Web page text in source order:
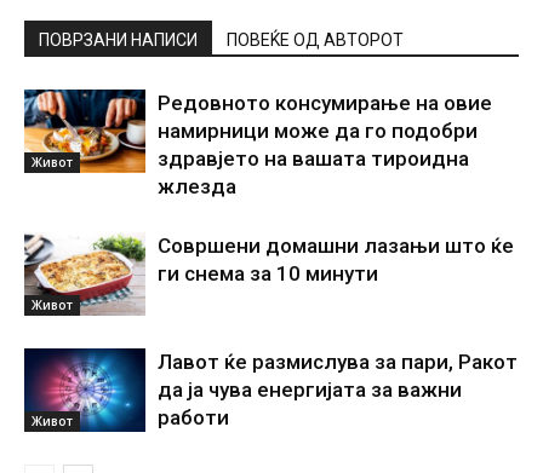
ПОВРЗАНИ НАПИСИ ПОВЕЌЕ ОД АВТОРОТ
Живот
Редовното консумирање на овие
намирници може да го подобри
здравјето на вашата тироидна
жлезда
Живот
Совршени домашни лазањи што ќе
ги снема за 10 минути
Живот
Лавот ќе размислува за пари, Ракот
да ја чува енергијата за важни
работи